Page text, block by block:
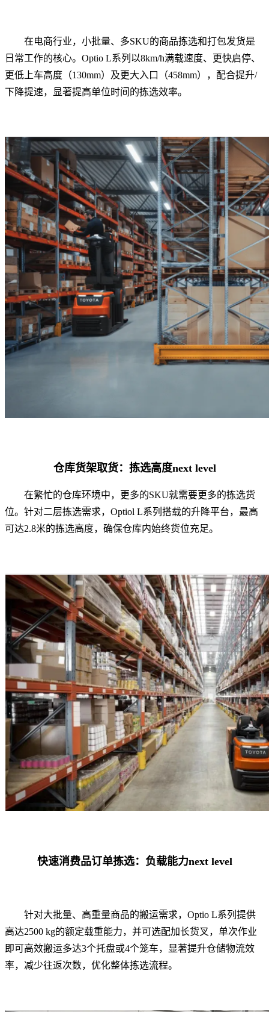
在电商行业，小批量、多SKU的商品拣选和打包发货是
日常工作的核心。Optio L系列以8km/h满载速度、更快启停、
更低上车高度（130mm）及更大入口（458mm），配合提升/
下降提速，显著提高单位时间的拣选效率。
仓库货架取货：拣选高度next level
在繁忙的仓库环境中，更多的SKU就需要更多的拣选货
位。针对二层拣选需求，Optiol L系列搭载的升降平台，最高
可达2.8米的拣选高度，确保仓库内始终货位充足。
快速消费品订单拣选：负载能力next level
针对大批量、高重量商品的搬运需求，Optio L系列提供
高达2500 kg的额定载重能力，并可选配加长货叉，单次作业
即可高效搬运多达3个托盘或4个笼车，显著提升仓储物流效
率，减少往返次数，优化整体拣选流程。